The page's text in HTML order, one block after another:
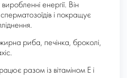
енергії. Він
і покращує
риба, печінка, броколі,
разом із вітаміном E і